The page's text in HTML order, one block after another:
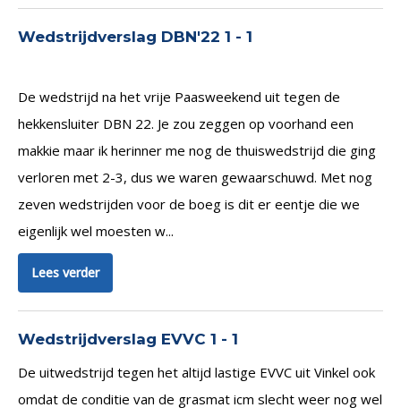
Wedstrijdverslag DBN'22 1 - 1
De wedstrijd na het vrije Paasweekend uit tegen de
hekkensluiter DBN 22. Je zou zeggen op voorhand een
makkie maar ik herinner me nog de thuiswedstrijd die ging
verloren met 2-3, dus we waren gewaarschuwd. Met nog
zeven wedstrijden voor de boeg is dit er eentje die we
eigenlijk wel moesten w...
Lees verder
Wedstrijdverslag EVVC 1 - 1
De uitwedstrijd tegen het altijd lastige EVVC uit Vinkel ook
omdat de conditie van de grasmat icm slecht weer nog wel